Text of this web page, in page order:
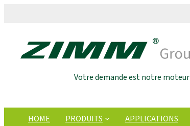
Votre demande est notre moteur
HOME PRODUITS APPLICATIONS